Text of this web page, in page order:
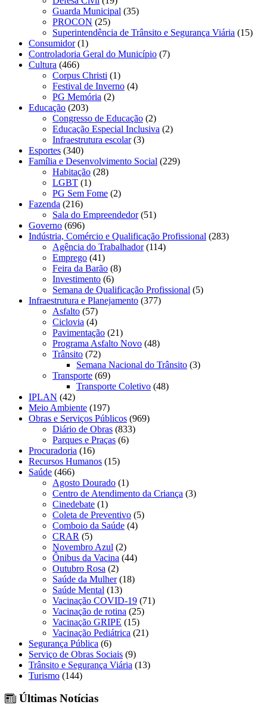
Guarda Municipal (35)
PROCON (25)
Superintendência de Trânsito e Segurança Viária (15)
Consumidor(1)
Controladoria Geral do Município (7)
Cultura (466)
Corpus Christi (1)
Festival de Inverno (4)
PG Memória (2)
Educação (203)
Congresso de Educação (2)
Educação Especial Inclusiva (2)
Infraestrutura escolar(3)
Esportes (340)
Família e Desenvolvimento Social (229)
Habitação (28)
LGBT (1)
PG Sem Fome (2)
Fazenda (216)
Sala do Empreendedor(51)
Governo (696)
Indústria, Comércio e Qualificação Profissional (283)
Agência do Trabalhador(114)
Emprego (41)
Feira da Barão (8)
Investimento (6)
Semana de Qualificação Profissional (5)
Infraestrutura e Planejamento (377)
Asfalto (57)
Ciclovia (4)
Pavimentação (21)
Programa Asfalto Novo (48)
Trânsito (72)
Semana Nacional do Trânsito (3)
Transporte (69)
Transporte Coletivo (48)
IPLAN (42)
Meio Ambiente (197)
Obras e Serviços Públicos (969)
Diário de Obras (833)
Parques e Praças (6)
Procuradoria (16)
Recursos Humanos (15)
Saúde (466)
Agosto Dourado (1)
Centro de Atendimento da Criança (3)
Cinedebate (1)
Coleta de Preventivo (5)
Comboio da Saúde (4)
CRAR (5)
Novembro Azul (2)
Ônibus da Vacina (44)
Outubro Rosa (2)
Saúde da Mulher(18)
Saúde Mental (13)
Vacinação COVID-19 (71)
Vacinação de rotina (25)
Vacinação GRIPE (15)
Vacinação Pediátrica (21)
Segurança Pública (6)
Serviço de Obras Sociais (9)
Trânsito e Segurança Viária (13)
Turismo (144)
Últimas Notícias